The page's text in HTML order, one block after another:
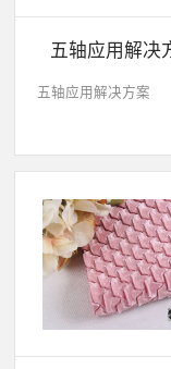
五轴应用解决
五轴应用解决方案